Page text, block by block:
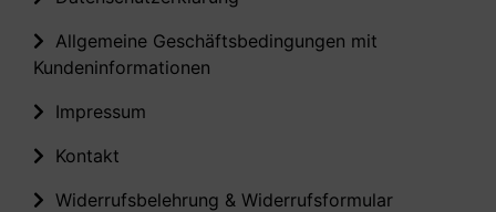
Allgemeine Geschäftsbedingungen mit
Kundeninformationen
Impressum
Kontakt
Widerrufsbelehrung & Widerrufsformular